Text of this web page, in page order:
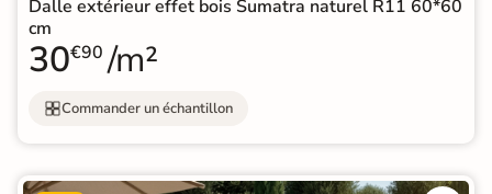
Dalle extérieur effet bois Sumatra naturel R11 60*60
cm
30€90 /m²
Commander un échantillon